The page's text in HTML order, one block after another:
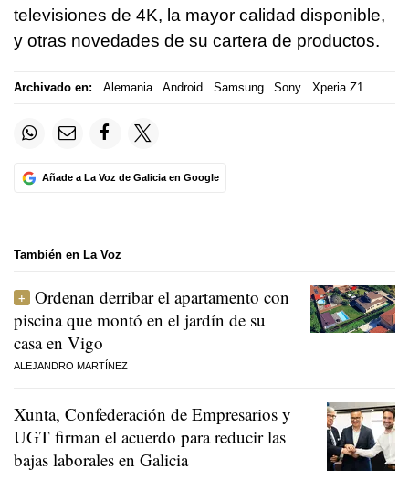
televisiones de 4K, la mayor calidad disponible,
y otras novedades de su cartera de productos.
Archivado en: Alemania Android Samsung Sony Xperia Z1
Añade a La Voz de Galicia en Google
También en La Voz
Ordenan derribar el apartamento con
piscina que montó en el jardín de su
casa en Vigo
ALEJANDRO MARTÍNEZ
Xunta, Confederación de Empresarios y
UGT firman el acuerdo para reducir las
bajas laborales en Galicia